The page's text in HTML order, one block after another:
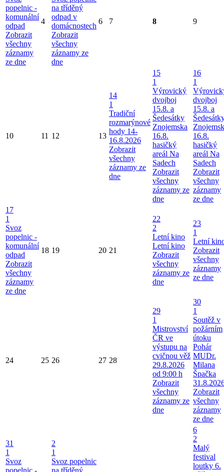
popelnic -
komunální
odpad
Zobrazit
všechny
záznamy
ze dne
4
na tříděný
odpad v
domácnostech
Zobrazit
všechny
záznamy ze
dne
6 7 8 9
10 11 12 13
14
1
Tradiční
rozmarýnové
hody 14-
16.8.2026
Zobrazit
všechny
záznamy ze
dne
15
1
Výrovický
dvojboj
15.8. a
Šedesátky
Znojemska
16.8.
hasičký
areál Na
Sadech
Zobrazit
všechny
záznamy ze
dne
16
1
dvojboj
15.8. a
16.8.
hasičký
areál Na
Sadech
Zobrazit
všechny
záznamy
ze dne
17
1
Svoz
popelnic -
komunální
odpad
Zobrazit
všechny
záznamy
ze dne
18 19 20 21
22
2
Letní kino
Letní kino
Zobrazit
všechny
záznamy ze
dne
23
1
Letní
Zobrazit
všechny
záznamy
ze dne
24 25 26 27 28
29
1
Mistrovství
ČR ve
výstupu na
cvičnou věž
29.8.2026
od 9:00 h
Zobrazit
všechny
záznamy ze
dne
30
1
Soutěž v
požárním
útoku
Pohár
MUDr.
Milana
Špačka
Zobrazit
všechny
záznamy
ze dne
31
1
Svoz
popelnic -
2
1
Svoz popelnic
na tříděný
6
2
Malý
festival
loutky 6.